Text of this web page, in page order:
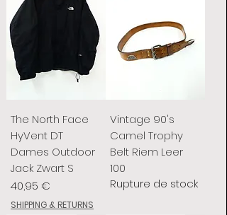
The North Face
HyVent DT
Dames Outdoor
Jack Zwart S
Prix
40,95 €
SHIPPING & RETURNS
Vintage 90's
Camel Trophy
Belt Riem Leer
100
Rupture de stock